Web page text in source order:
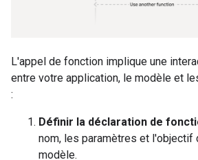
L'appel de fonction implique une
entre votre application, le modèle et
:
Définir la déclaration de
nom, les paramètres et l'objectif
modèle.